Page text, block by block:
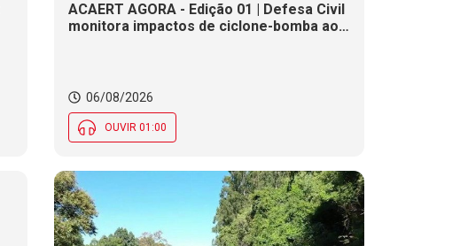
ACAERT AGORA - Edição 01 | Defesa Civil
monitora impactos de ciclone-bomba ao
encerra inscrições para processo
seletivo nesta quinta (6)
06/08/2026
OUVIR 01:00